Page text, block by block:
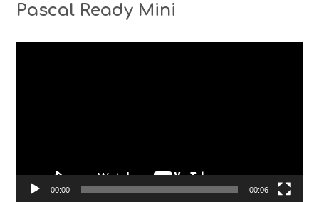
Pascal Ready Mini
00:00 00:06